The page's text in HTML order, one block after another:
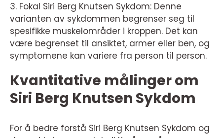
3. Fokal Siri Berg Knutsen Sykdom: Denne
varianten av sykdommen begrenser seg til
spesifikke muskelområder i kroppen. Det kan
være begrenset til ansiktet, armer eller ben, og
symptomene kan variere fra person til person.
Kvantitative målinger om
Siri Berg Knutsen Sykdom
For å bedre forstå Siri Berg Knutsen Sykdom og